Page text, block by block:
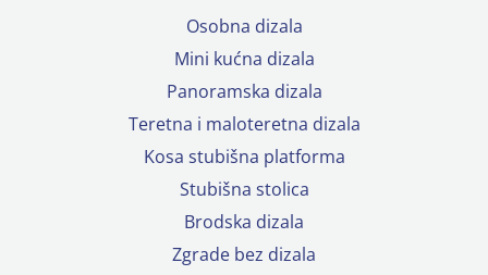
Osobna dizala
Mini kućna dizala
Panoramska dizala
Teretna i maloteretna dizala
Kosa stubišna platforma
Stubišna stolica
Brodska dizala
Zgrade bez dizala